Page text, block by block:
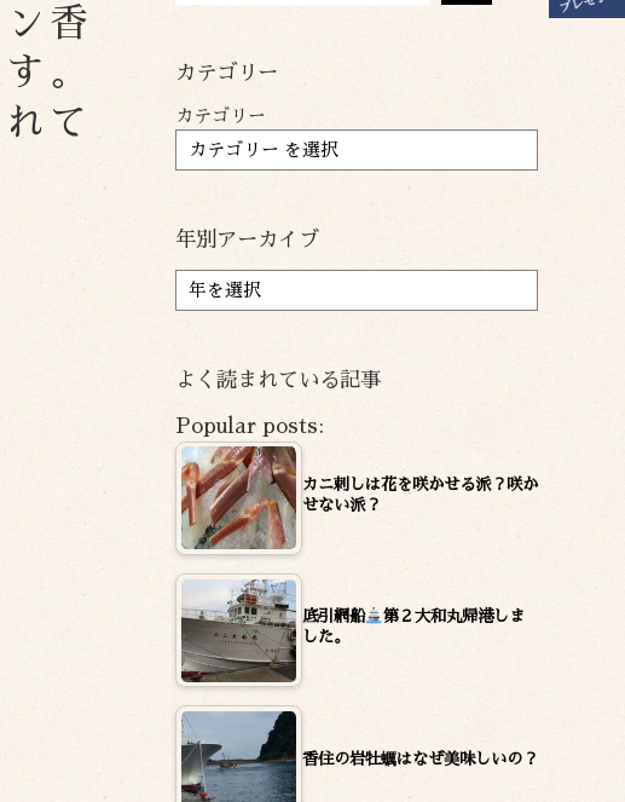
香
。
て
カテゴリー
カテゴリー
年別アーカイブ
ア
ー
ブ
よく読まれている記事
Popular posts:
カニ刺しは花を咲かせる派？咲か
せない派？
底引網船
第２大和丸帰港しま
した。
香住の岩牡蠣はなぜ美味しいの？